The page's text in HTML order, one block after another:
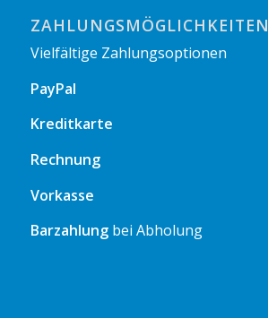
ZAHLUNGSMÖGLICHKEITEN
Vielfältige Zahlungsoptionen
PayPal
Kreditkarte
Rechnung
Vorkasse
Barzahlungbei Abholung